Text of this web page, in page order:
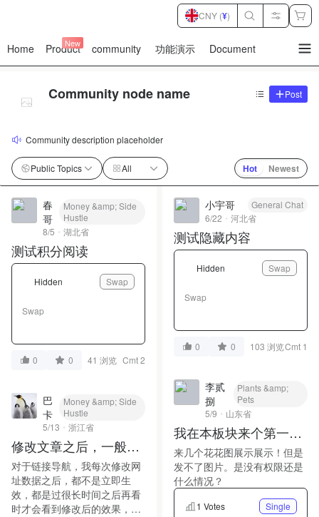
Home Product
New community 功能演示 Document
CNY (¥)
Community node name Post
Community description placeholder
Public Topics All Hot Newest
春
哥
Money &amp; Side
Hustle
8/5
湖北省
测试积分阅读
Hidden Swap
Swap
0 0 41 浏览 Cmt 2
巴
卡
Money &amp; Side
Hustle
5/13
浙江省
修改文章之后，一般多
久可以在页面上显示
对于链接导航，我每次修改网
址数据之后，都不是立即生
效，都是过很长时间之后再看
时才会看到修改后的效果，这
小宇哥
General Chat
6/22
河北省
测试隐藏内容
Hidden Swap
Swap
0 0 103 浏览Cmt 1
李贰
捌
Plants &amp;
Pets
5/9
山东省
我在本板块来个第一
帖，顺便测试！
来几个花花图展示展示！但是
发不了图片。是没有权限还是
什么情况？
1 Votes
Single